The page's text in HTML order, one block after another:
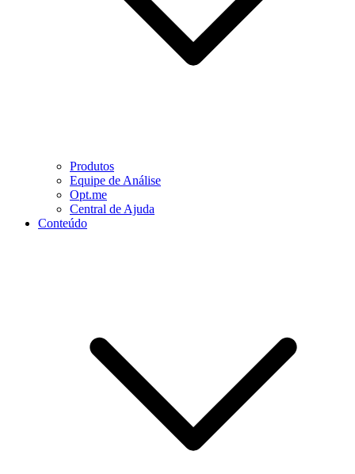
Produtos
Equipe de Análise
Opt.me
Central de Ajuda
Conteúdo